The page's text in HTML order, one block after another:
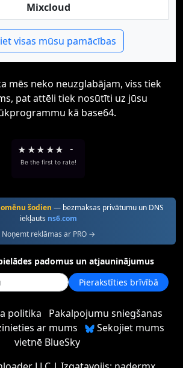
Mixcloud
visas mūsu pamācības
mēs neko neuzglabājam, viss tiek
pat attēli tiek nosūtīti uz jūsu
kā base64.
★ ★★ ★★ -
Be the first to rate!
šodien — bezmaksas privātumu un DNS
iekļauts ns6.com
Noņemt reklāmas ar PRO →
padomus un atjauninājumus
Pierakstīties brīvībā
politika
Pakalpojumu sniegšanas
ar mums
Sekojiet mums
vietnē BlueSky